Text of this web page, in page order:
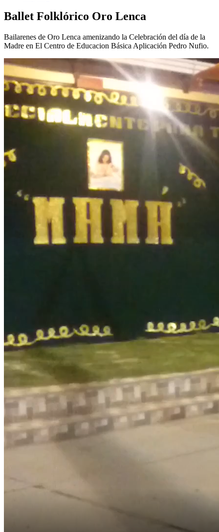
Ballet Folklórico Oro Lenca
Bailarenes de Oro Lenca amenizando la Celebración del día de la
Madre en El Centro de Educacion Básica Aplicación Pedro Nufio.